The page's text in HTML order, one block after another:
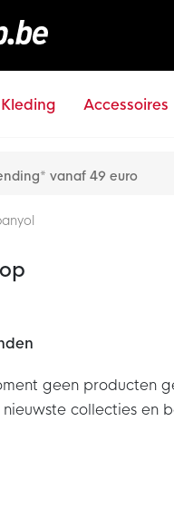
Kleding Accessoires
vanaf 49 euro
geen producten
collecties en